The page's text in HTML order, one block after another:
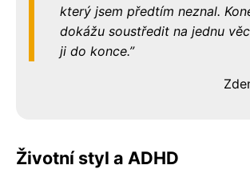
který jsem předtím neznal.
dokážu soustředit na jednu
ji do konce.
Životní styl a ADHD